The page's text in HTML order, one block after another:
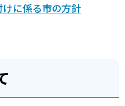
けに係る市の方針